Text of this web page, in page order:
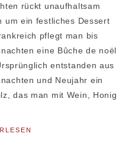
rückt unaufhaltsam
um ein festliches Dessert
pflegt man bis
eine Bûche de noël
entstanden aus
und Neujahr ein
das man mit Wein, Honig